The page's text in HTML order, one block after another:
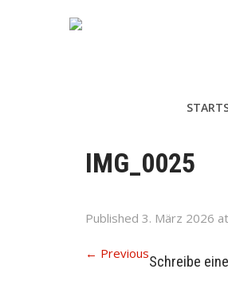
IMG_0025
Published 3. März 2026 at
← PreviousSchreibe